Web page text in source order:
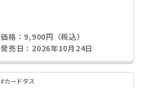
価格：9,900円（税込）
発売日：2026年10月24日
#カードダス